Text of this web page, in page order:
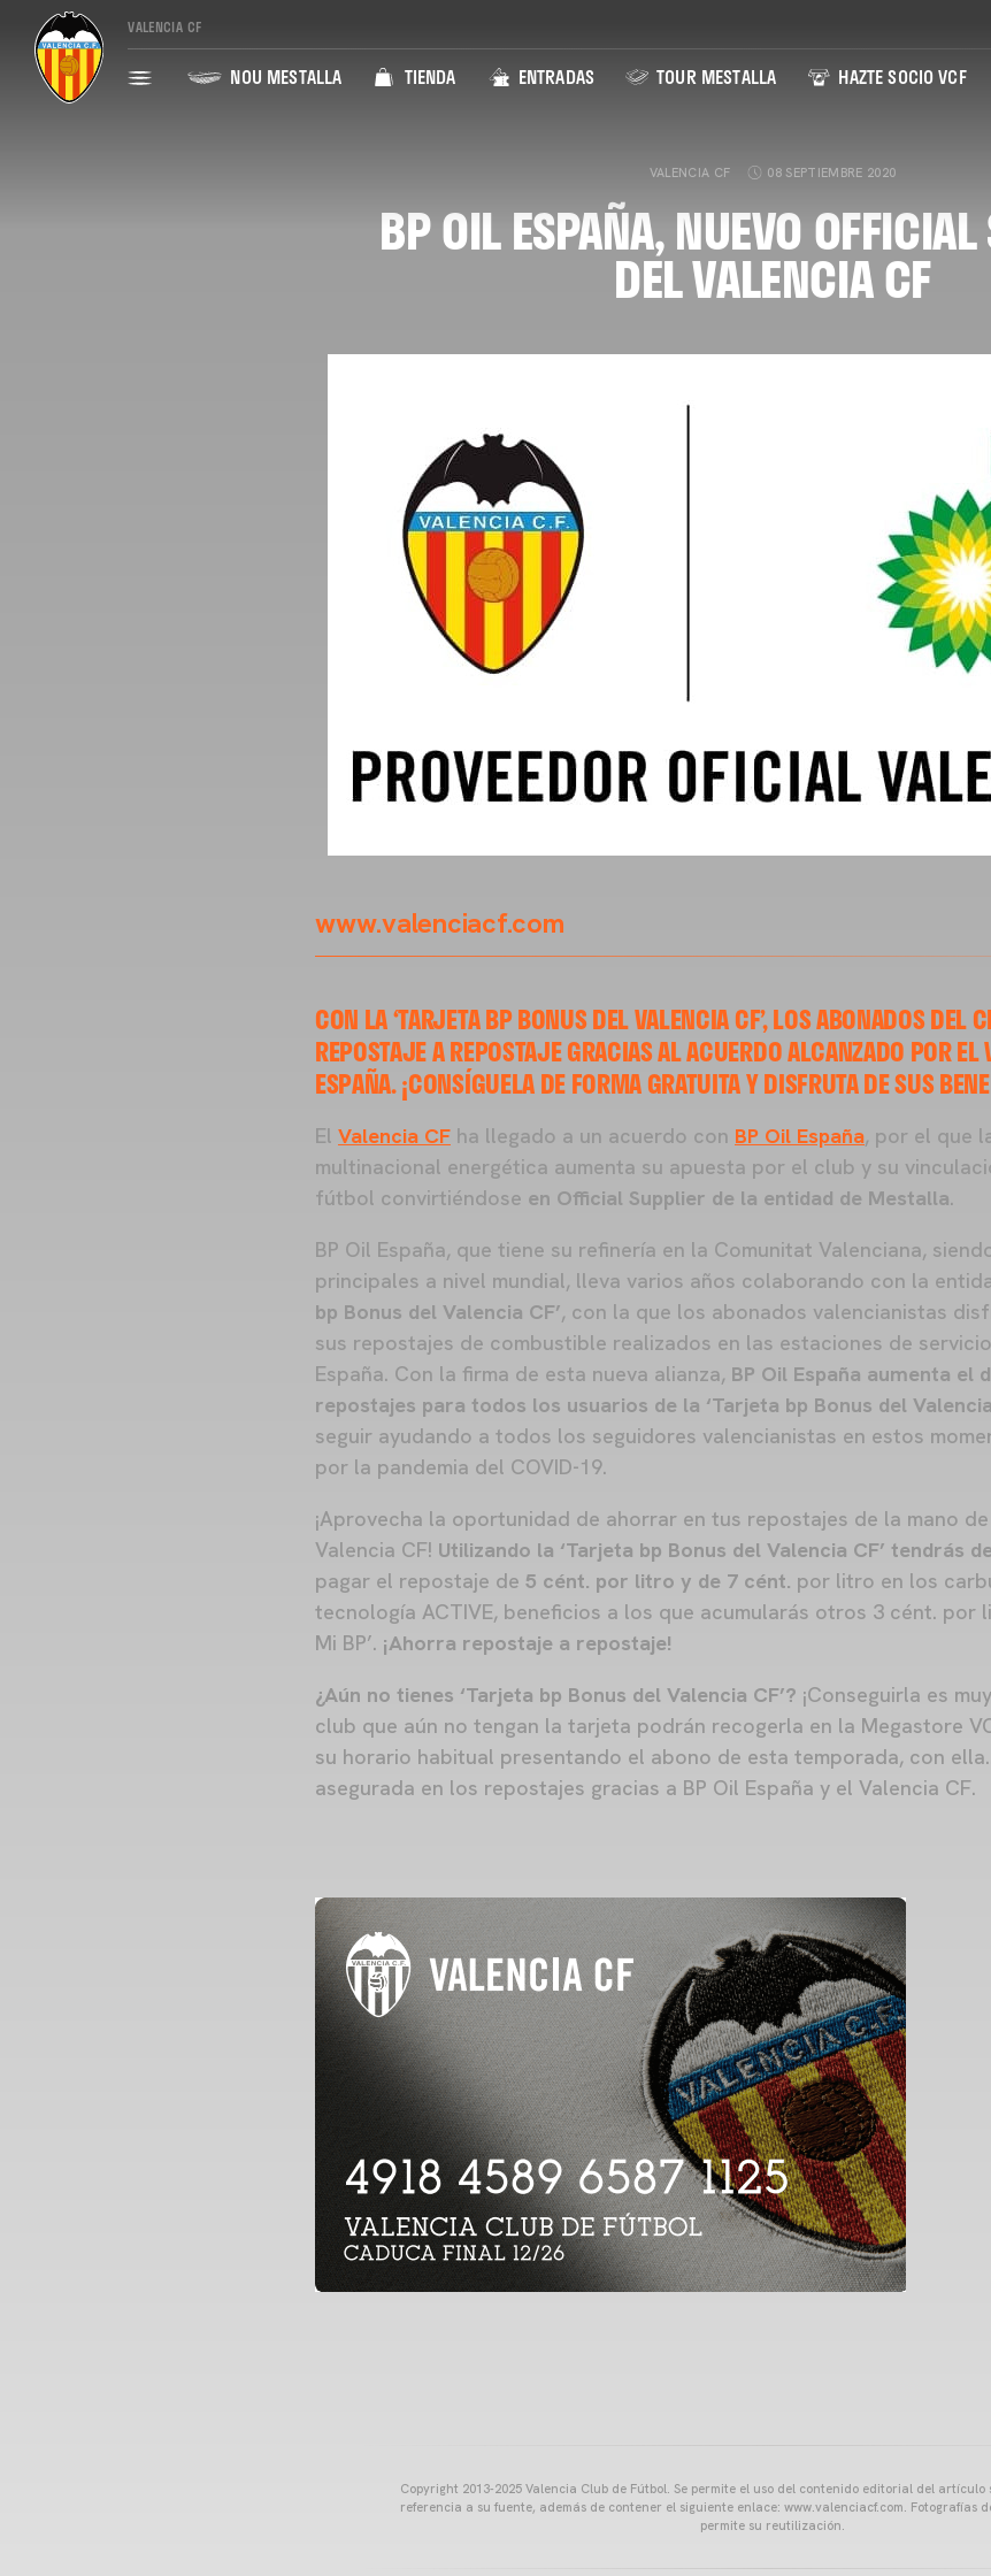
VALENCIA CF
NOU MESTALLA TIENDA ENTRADAS TOUR MESTALLA HAZTE SOCIO VCF
VALENCIA CF 08 SEPTIEMBRE 2020
BP OIL ESPAÑA, NUEVO
DEL VALENCIA CF
www.valenciacf.com
CON LA ‘TARJETA BP BONUS DEL VALENCIA CF’, LOS ABONADOS DEL
REPOSTAJE A REPOSTAJE GRACIAS AL ACUERDO ALCANZADO POR
ESPAÑA. ¡CONSÍGUELA DE FORMA GRATUITA Y DISFRUTA DE SUS
El Valencia CF ha llegado a un acuerdo con BP Oil España, por el que
multinacional energética aumenta su apuesta por el club y su
fútbol convirtiéndose en Official Supplier de la entidad de Mestalla.
BP Oil España, que tiene su refinería en la Comunitat Valenciana,
principales a nivel mundial, lleva varios años colaborando con la
bp Bonus del Valencia CF’, con la que los abonados valencianistas
sus repostajes de combustible realizados en las estaciones de
España. Con la firma de esta nueva alianza, BP Oil España aumenta el
repostajes para todos los usuarios de la ‘Tarjeta bp Bonus del Valencia
seguir ayudando a todos los seguidores valencianistas en estos
por la pandemia del COVID-19.
¡Aprovecha la oportunidad de ahorrar en tus repostajes de la mano de
Valencia CF! Utilizando la ‘Tarjeta bp Bonus del Valencia CF’ tendrás
pagar el repostaje de 5 cént. por litro y de 7 cént. por litro en los
tecnología ACTIVE, beneficios a los que acumularás otros 3 cént. por
Mi BP’. ¡Ahorra repostaje a repostaje!
¿Aún no tienes ‘Tarjeta bp Bonus del Valencia CF’? ¡Conseguirla es
club que aún no tengan la tarjeta podrán recogerla en la Megastore
su horario habitual presentando el abono de esta temporada, con
asegurada en los repostajes gracias a BP Oil España y el Valencia CF.
Copyright 2013-2025 Valencia Club de Fútbol. Se permite el uso del contenido editorial del artículo
referencia a su fuente, además de contener el siguiente enlace: www.valenciacf.com. Fotografías
permite su reutilización.